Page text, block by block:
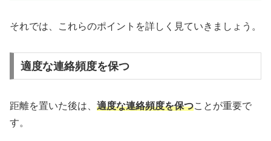
それでは、これらのポイントを詳しく見ていきましょう。
適度な連絡頻度を保つ
距離を置いた後は、 適度な連絡頻度を保つことが重要で
す。